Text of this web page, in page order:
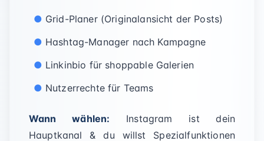
Grid-Planer (Originalansicht der Posts)
Hashtag-Manager nach Kampagne
Linkinbio für shoppable Galerien
Nutzerrechte für Teams
Wann wählen: Instagram ist dein
Hauptkanal & du willst Spezialfunktionen